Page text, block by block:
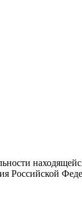
Российской